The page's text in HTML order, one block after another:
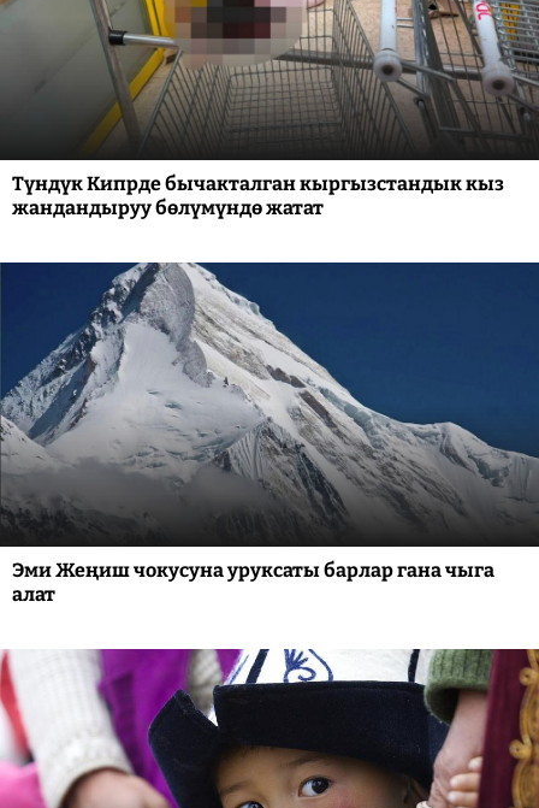
Түндүк Кипрде бычакталган кыргызстандык кыз
жандандыруу бөлүмүндө жатат
Эми Жеңиш чокусуна уруксаты барлар гана чыга
алат